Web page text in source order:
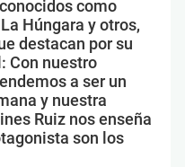
como
Húngara y otros,
destacan por su
Con nuestro
a ser un
y nuestra
Ruiz nos enseña
son los